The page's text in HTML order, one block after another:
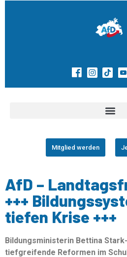
Mitglied werden
AfD –
+++
tiefen Krise +++
Bildungsministerin Bettina
tiefgreifende Reformen im